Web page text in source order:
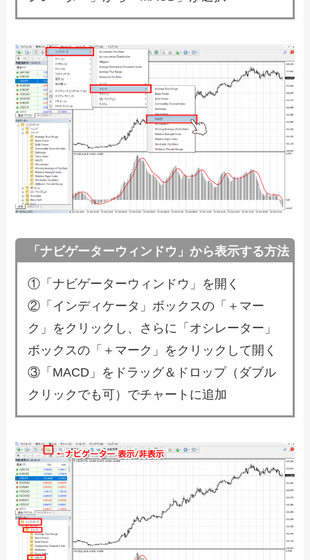
「ナビゲーターウィンドウ」から表示する方法
①「ナビゲーターウィンドウ」を開く
②「インディケータ」ボックスの「＋マー
ク」をクリックし、さらに「オシレーター」
ボックスの「＋マーク」をクリックして開く
③「MACD」をドラッグ＆ドロップ（ダブル
クリックでも可）でチャートに追加